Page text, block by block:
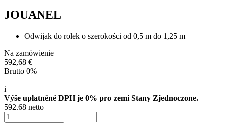
JOUANEL
Odwijak do rolek o szerokości od 0,5 m do 1,25 m
Na zamówienie
592,68 €
Brutto 0%
i
Výše uplatněné DPH je 0% pro zemi Stany Zjednoczone.
592.68 netto